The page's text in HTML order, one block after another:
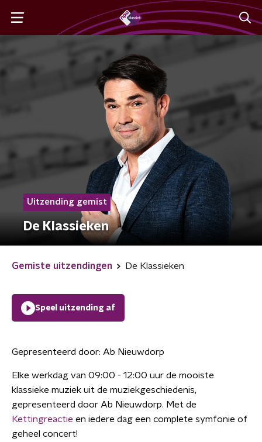
Uitzending gemist
De Klassieken
Gemiste uitzendingen De Klassieken
Speel uitzending af
Gepresenteerd door: Ab Nieuwdorp
Elke werkdag van 09:00 - 12:00 uur de mooiste
klassieke muziek uit de muziekgeschiedenis,
gepresenteerd door Ab Nieuwdorp. Met de
Kettingreactie en iedere dag een complete symfonie of
geheel concert!